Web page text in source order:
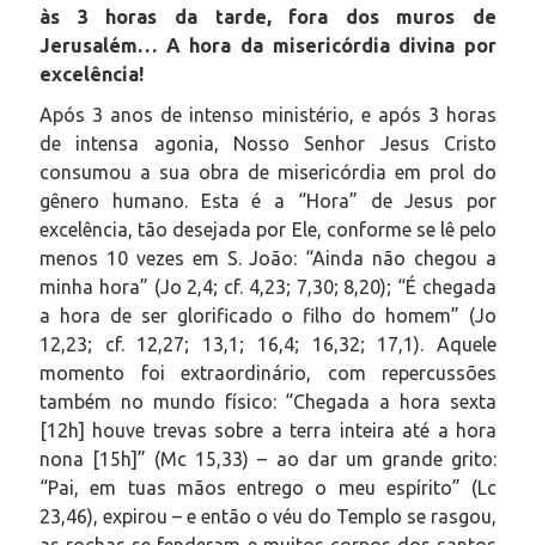
às 3 horas da tarde, fora dos muros de
Jerusalém… A hora da misericórdia divina por
excelência!
Após 3 anos de intenso ministério, e após 3 horas
de intensa agonia, Nosso Senhor Jesus Cristo
consumou a sua obra de misericórdia em prol do
gênero humano. Esta é a “Hora” de Jesus por
excelência, tão desejada por Ele, conforme se lê pelo
menos 10 vezes em S. João: “Ainda não chegou a
minha hora” (Jo 2,4; cf. 4,23; 7,30; 8,20); “É chegada
a hora de ser glorificado o filho do homem” (Jo
12,23; cf. 12,27; 13,1; 16,4; 16,32; 17,1). Aquele
momento foi extraordinário, com repercussões
também no mundo físico: “Chegada a hora sexta
[12h] houve trevas sobre a terra inteira até a hora
nona [15h]” (Mc 15,33) – ao dar um grande grito:
“Pai, em tuas mãos entrego o meu espírito” (Lc
23,46), expirou – e então o véu do Templo se rasgou,